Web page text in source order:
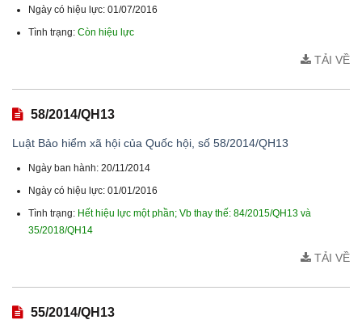
Ngày có hiệu lực: 01/07/2016
Tình trạng: Còn hiệu lực
TẢI VỀ
58/2014/QH13
Luật Bảo hiểm xã hội của Quốc hội, số 58/2014/QH13
Ngày ban hành: 20/11/2014
Ngày có hiệu lực: 01/01/2016
Tình trạng: Hết hiệu lực một phần; Vb thay thế: 84/2015/QH13 và
35/2018/QH14
TẢI VỀ
55/2014/QH13